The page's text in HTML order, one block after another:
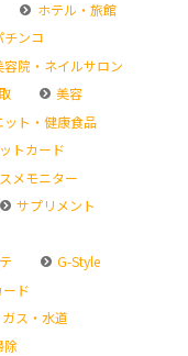
ホテル・旅館
チンコ
容院・ネイルサロン
美容
ット・健康食品
トカード
メモニター
サプリメント
G-Style
ド
ス・水道
除